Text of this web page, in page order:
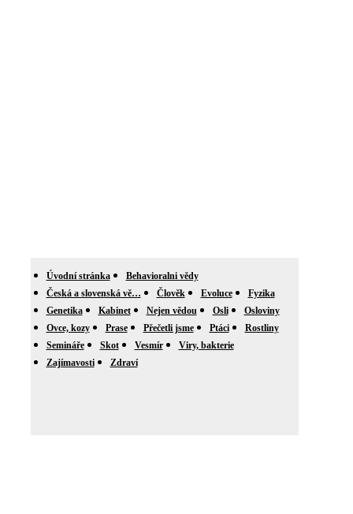
Úvodní stránka
Behavioralni vědy
Česká a slovenská vě…
Člověk Evoluce
Fyzika
Genetika
Kabinet Nejen vědou Osli
Osloviny
Ovce, kozy
Prase Přečetli jsme Ptáci
Rostliny
Semináře
Skot Vesmír
Viry, bakterie
Zajímavosti
Zdraví